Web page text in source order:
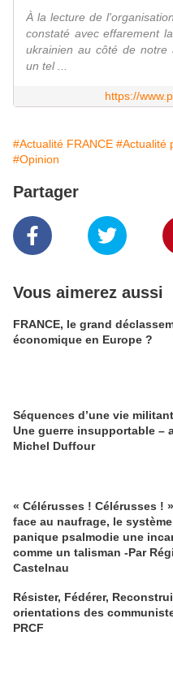
À la lecture de
constaté avec effarement
ukrainien au côté de notre
un tel ...
https://
#Actualité FRANCE #Actualité
#Opinion
Partager
Vous aimerez aussi
FRANCE, le grand
économique en Europe ?
Séquences d’une vie
Une guerre insupportable –
Michel Duffour
« Célérusses ! Célérusses !
face au naufrage, le
panique psalmodie une
comme un talisman -Par
Castelnau
Résister, Fédérer,
orientations des
PRCF